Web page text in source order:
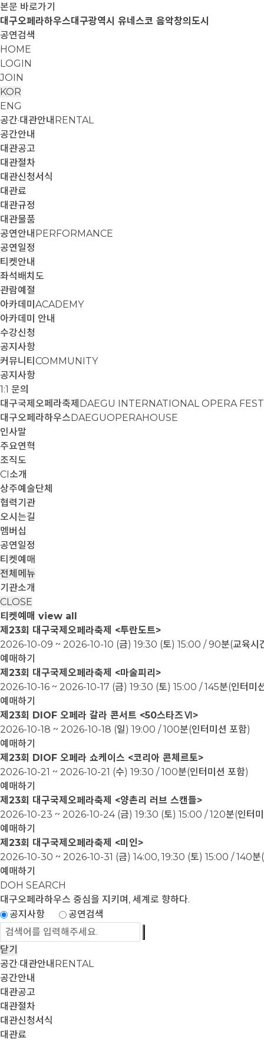
본문 바로가기
대구오페라하우스대구광역시 유네스코 음악창의도시
공연검색
HOME
LOGIN
JOIN
KOR
ENG
공간·대관안내 RENTAL
공간안내
대관공고
대관절차
대관신청서식
대관료
대관규정
대관물품
공연안내 PERFORMANCE
공연일정
티켓안내
좌석배치도
관람예절
아카데미 ACADEMY
아카데미 안내
수강신청
공지사항
커뮤니티 COMMUNITY
공지사항
1:1 문의
대구국제오페라축제 DAEGU INTERNATIONAL OPERA
대구오페라하우스DAEGUOPERAHOUSE
인사말
주요연혁
조직도
CI소개
상주예술단체
협력기관
오시는길
멤버십
공연일정
티켓예매
전체메뉴
기관소개
CLOSE
티켓예매 view all
제23회 대구국제오페라축제 <투란도트>
2026-10-09 ~ 2026-10-10 (금) 19:30 (토) 15:00 / 90분(교육시
예매하기
제23회 대구국제오페라축제 <마술피리>
2026-10-16 ~ 2026-10-17 (금) 19:30 (토) 15:00 / 145분(인터미
예매하기
제23회 DIOF 오페라 갈라 콘서트 <50스타즈Ⅵ>
2026-10-18 ~ 2026-10-18 (일) 19:00 / 100분(인터미션 포함)
예매하기
제23회 DIOF 오페라 쇼케이스 <코리아 콘체르토>
2026-10-21 ~ 2026-10-21 (수) 19:30 / 100분(인터미션 포함)
예매하기
제23회 대구국제오페라축제 <양촌리 러브 스캔들>
2026-10-23 ~ 2026-10-24 (금) 19:30 (토) 15:00 / 120분(인터
예매하기
제23회 대구국제오페라축제 <미인>
2026-10-30 ~ 2026-10-31 (금) 14:00, 19:30 (토) 15:00 / 140분
예매하기
DOH SEARCH
대구오페라하우스 중심을 지키며, 세계로 향하다.
공지사항
공연검색
닫기
공간·대관안내 RENTAL
공간안내
대관공고
대관절차
대관신청서식
대관료